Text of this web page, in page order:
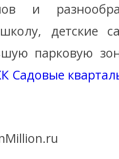
и
детские
парковую
Садовые